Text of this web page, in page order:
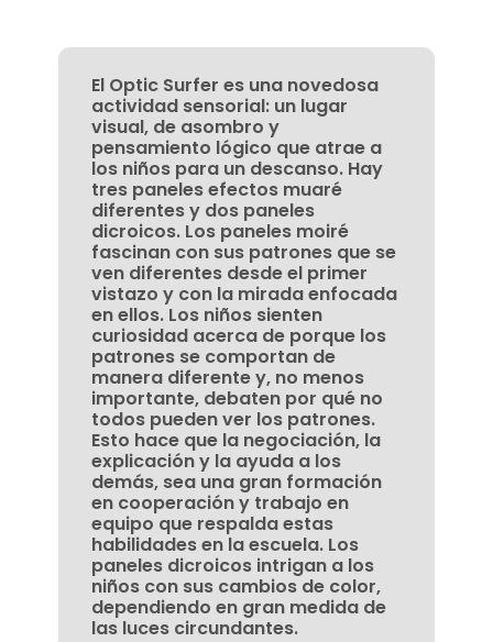
El Optic Surfer es una novedosa
actividad sensorial: un lugar
visual, de asombro y
pensamiento lógico que atrae a
los niños para un descanso. Hay
tres paneles efectos muaré
diferentes y dos paneles
dicroicos. Los paneles moiré
fascinan con sus patrones que se
ven diferentes desde el primer
vistazo y con la mirada enfocada
en ellos. Los niños sienten
curiosidad acerca de porque los
patrones se comportan de
manera diferente y, no menos
importante, debaten por qué no
todos pueden ver los patrones.
Esto hace que la negociación, la
explicación y la ayuda a los
demás, sea una gran formación
en cooperación y trabajo en
equipo que respalda estas
habilidades en la escuela. Los
paneles dicroicos intrigan a los
niños con sus cambios de color,
dependiendo en gran medida de
las luces circundantes.